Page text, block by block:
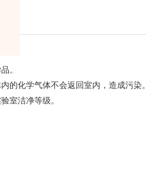
。
的化学气体不会返回室内，造成污染。
室洁净等级。